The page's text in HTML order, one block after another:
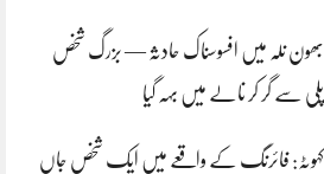
بھون نلہ میں افسوسناک حادثہ — بزرگ شخص
پلی سے گر کر نالے میں بہہ گیا
کہوٹہ: فائرنگ کے واقعے میں ایک شخص جاں